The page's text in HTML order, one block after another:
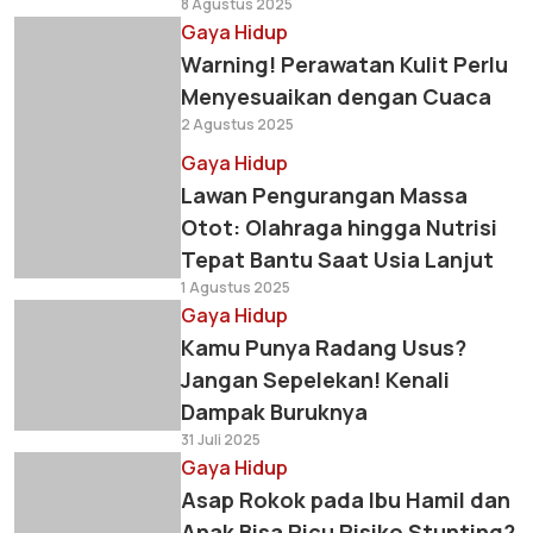
8 Agustus 2025
Gaya Hidup
Warning! Perawatan Kulit Perlu
Menyesuaikan dengan Cuaca
2 Agustus 2025
Gaya Hidup
Lawan Pengurangan Massa
Otot: Olahraga hingga Nutrisi
Tepat Bantu Saat Usia Lanjut
1 Agustus 2025
Gaya Hidup
Kamu Punya Radang Usus?
Jangan Sepelekan! Kenali
Dampak Buruknya
31 Juli 2025
Gaya Hidup
Asap Rokok pada Ibu Hamil dan